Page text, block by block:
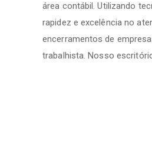
área contábil. Utilizando
rapidez e excelência no
encerramentos de
trabalhista. Nosso